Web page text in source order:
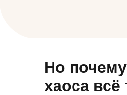
Но
хаоса всё